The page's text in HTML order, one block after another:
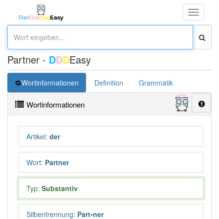
Toggle
Partner - DDDEasy
Wortinformationen Definition Grammatik
Wortinformationen
Artikel: der
Wort: Partner
Typ: Substantiv
Silbentrennung: Part•ner